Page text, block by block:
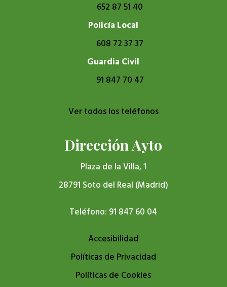
652 87 51 40
Policía Local
608 72 37 37
Guardia Civil
91 847 70 47
Ver todos los teléfonos
Dirección Ayto
Plaza de la Villa, 1
28791 Soto del Real (Madrid)
Teléfono: 91 847 60 04
Accesibilidad
Políticas de Privacidad
Políticas de Cookies